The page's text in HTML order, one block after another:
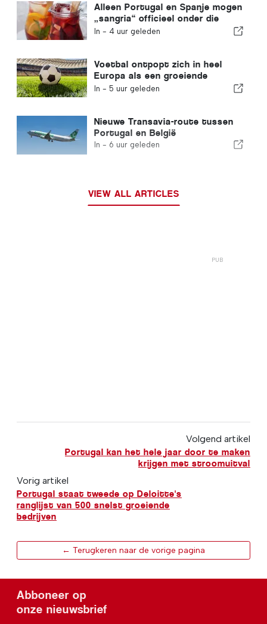
Alleen Portugal en Spanje mogen
„sangria“ officieel onder die
naam verkopen
In - 4 uur geleden
Voetbal ontpopt zich in heel
Europa als een groeiende
investeringskans
In - 5 uur geleden
Nieuwe Transavia-route tussen
Portugal en België
In - 6 uur geleden
VIEW ALL ARTICLES
Volgend artikel
Portugal kan het hele jaar door te maken
krijgen met stroomuitval
Vorig artikel
Portugal staat tweede op Deloitte's
ranglijst van 500 snelst groeiende
bedrijven
← Terugkeren naar de vorige pagina
Abboneer op
onze nieuwsbrief